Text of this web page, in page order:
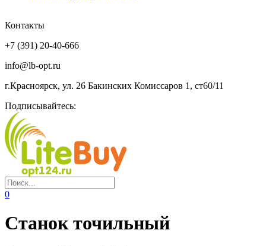
Контакты
+7 (391) 20-40-666
info@lb-opt.ru
г.Красноярск, ул. 26 Бакинских Комиссаров 1, ст60/11
Подписывайтесь:
0
Станок точильный